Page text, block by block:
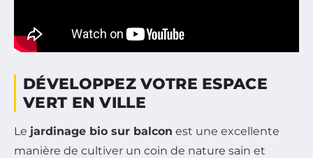
DÉVELOPPEZ VOTRE ESPACE
VERT EN VILLE
Le jardinage bio sur balcon est une excellente
manière de cultiver un coin de nature sain et